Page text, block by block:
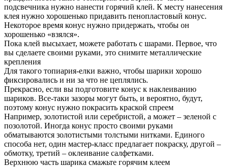
подсвечника нужно нанести горячий клей. К месту нанесения
клея нужно хорошенько придавить пенопластовый конус.
Некоторое время конус нужно придержать, чтобы он
хорошенько «взялся».
Пока клей высыхает, можете работать с шарами. Первое, что
вы сделаете своими руками, это снимите металлические
крепления
Для такого топиария-елки важно, чтобы шарики хорошо
фиксировались и ни за что не цеплялись.
Прекрасно, если вы подготовите конус к наклеиванию
шариков. Все-таки зазоры могут быть, и вероятно, будут,
поэтому конус нужно покрасить краской спреем
Например, золотистой или серебристой, а может – зеленой с
позолотой. Иногда конус просто своими руками
обматываются золотистыми толстыми нитками. Единого
способа нет, один мастер-класс предлагает покраску, другой –
обмотку, третий – оклеивание салфетками.
Верхнюю часть шарика смажьте горячим клеем